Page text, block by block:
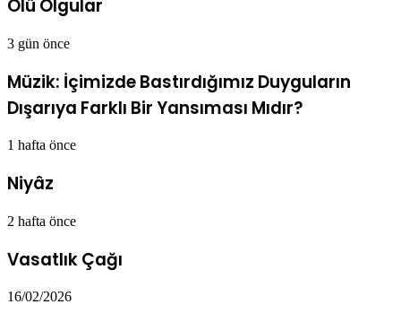
Ölü Olgular
3 gün önce
Müzik: İçimizde Bastırdığımız Duyguların
Dışarıya Farklı Bir Yansıması Mıdır?
1 hafta önce
Niyâz
2 hafta önce
Vasatlık Çağı
16/02/2026